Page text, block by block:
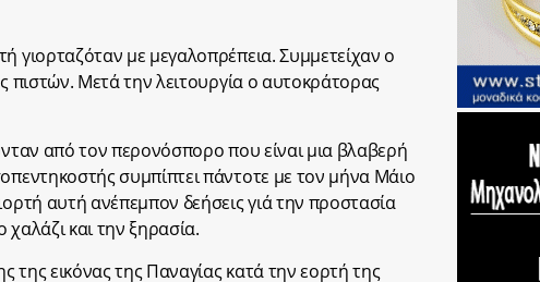
γιορταζόταν με μεγαλοπρέπεια. Συμμετείχαν ο
πιστών. Μετά την λειτουργία ο αυτοκράτορας
από τον περονόσπορο που είναι μια βλαβερή
συμπίπτει πάντοτε με τον μήνα Μάιο
αυτή ανέπεμπον δεήσεις γιά την προστασία
και την ξηρασία.
της εικόνας της Παναγίας κατά την εορτή της